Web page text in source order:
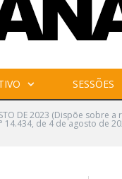
SESSÕES
DE 2023 (Dispõe sobre
de 4 de agosto de